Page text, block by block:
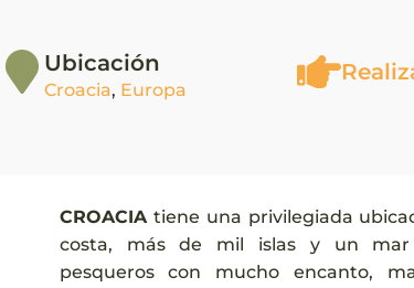
Ubicación
Croacia, Europa
CROACIAtiene una privilegiada
costa, más de mil islas y un mar
pesqueros con mucho encanto,